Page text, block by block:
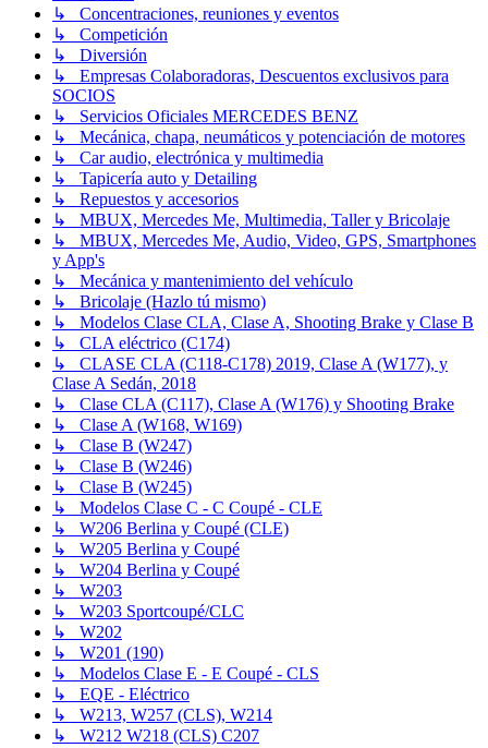
↳ Concentraciones, reuniones y eventos
↳ Competición
↳ Diversión
↳ Empresas Colaboradoras, Descuentos exclusivos para
SOCIOS
↳ Servicios Oficiales MERCEDES BENZ
↳ Mecánica, chapa, neumáticos y potenciación de motores
↳ Car audio, electrónica y multimedia
↳ Tapicería auto y Detailing
↳ Repuestos y accesorios
↳ MBUX, Mercedes Me, Multimedia, Taller y Bricolaje
↳ MBUX, Mercedes Me, Audio, Video, GPS, Smartphones
y App's
↳ Mecánica y mantenimiento del vehículo
↳ Bricolaje (Hazlo tú mismo)
↳ Modelos Clase CLA, Clase A, Shooting Brake y Clase B
↳ CLA eléctrico (C174)
↳ CLASE CLA (C118-C178) 2019, Clase A (W177), y
Clase A Sedán, 2018
↳ Clase CLA (C117), Clase A (W176) y Shooting Brake
↳ Clase A (W168, W169)
↳ Clase B (W247)
↳ Clase B (W246)
↳ Clase B (W245)
↳ Modelos Clase C - C Coupé - CLE
↳ W206 Berlina y Coupé (CLE)
↳ W205 Berlina y Coupé
↳ W204 Berlina y Coupé
↳ W203
↳ W203 Sportcoupé/CLC
↳ W202
↳ W201 (190)
↳ Modelos Clase E - E Coupé - CLS
↳ EQE - Eléctrico
↳ W213, W257 (CLS), W214
↳ W212 W218 (CLS) C207